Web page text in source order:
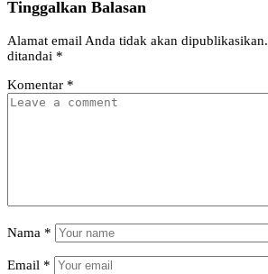
Tinggalkan Balasan
Alamat email Anda tidak akan dipublikasikan.
ditandai *
Komentar *
Nama *
Email *